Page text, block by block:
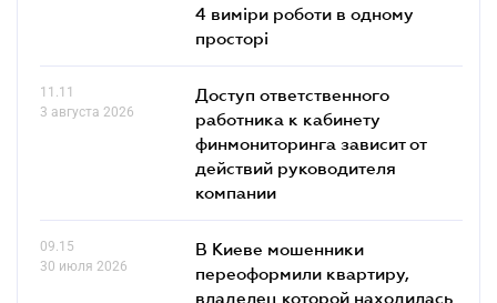
4 виміри роботи в одному
просторі
11.11
3 августа 2026
Доступ ответственного
работника к кабинету
финмониторинга зависит от
действий руководителя
компании
09.15
30 июля 2026
В Киеве мошенники
переоформили квартиру,
владелец которой находилась